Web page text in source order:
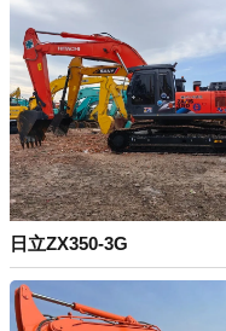
日立ZX350-3G